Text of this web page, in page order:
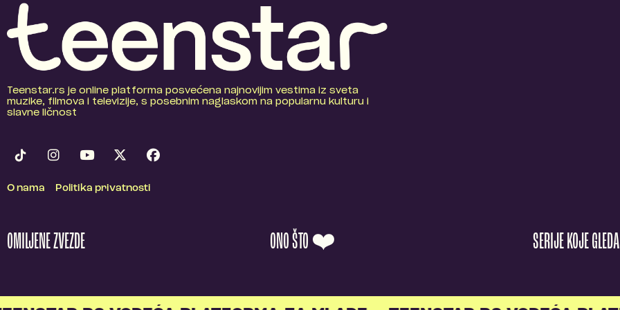
Teenstar.rs je online platforma posvećena najnovijim vestima iz sveta
muzike, filmova i televizije, s posebnim naglaskom na popularnu kulturu i
slavne ličnost
O nama Politika privatnosti
OMILJENE ZVEZDE ONO ŠTO ❤️ SERIJE KOJE